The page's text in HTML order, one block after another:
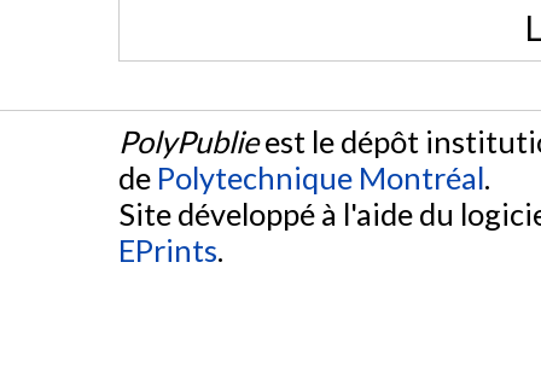
PolyPublieest le dépôt
de Polytechnique Montréal.
Site développé à l'aide du
EPrints.